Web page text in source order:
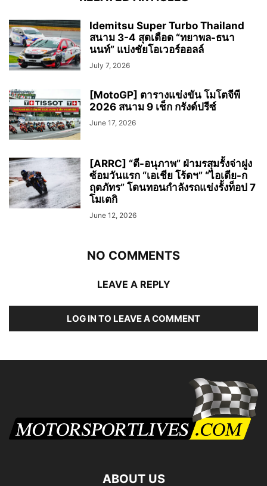
Idemitsu Super Turbo Thailand
สนาม 3-4 สุดเดือด “ทยาพล-ธนา
นนท์” แบ่งชัยโอเวอร์ออลล์
July 7, 2026
[MotoGP] ตารางแข่งขัน โมโตจีพี
2026 สนาม 9 เช็ก กรังด์ปรีซ์
June 17, 2026
[ARRC] “ตี-อนุภาพ” ฝ่ามรสุมรั้งจ่าฝูง
ซ้อมวันแรก “เอเชีย โร้ดฯ” “ไอเดีย-ก
ฤตภัทร” โดนทอนกำลังรถแข่งรั้งท็อป 7
โมเตกิ
June 12, 2026
NO COMMENTS
LEAVE A REPLY
LOG IN TO LEAVE A COMMENT
ABOUT US